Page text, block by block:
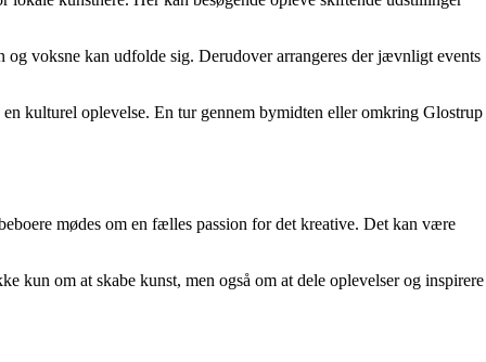
voksne kan udfolde sig. Derudover arrangeres der jævnligt events
kulturel oplevelse. En tur gennem bymidten eller omkring Glostrup
mødes om en fælles passion for det kreative. Det kan være
kun om at skabe kunst, men også om at dele oplevelser og inspirere